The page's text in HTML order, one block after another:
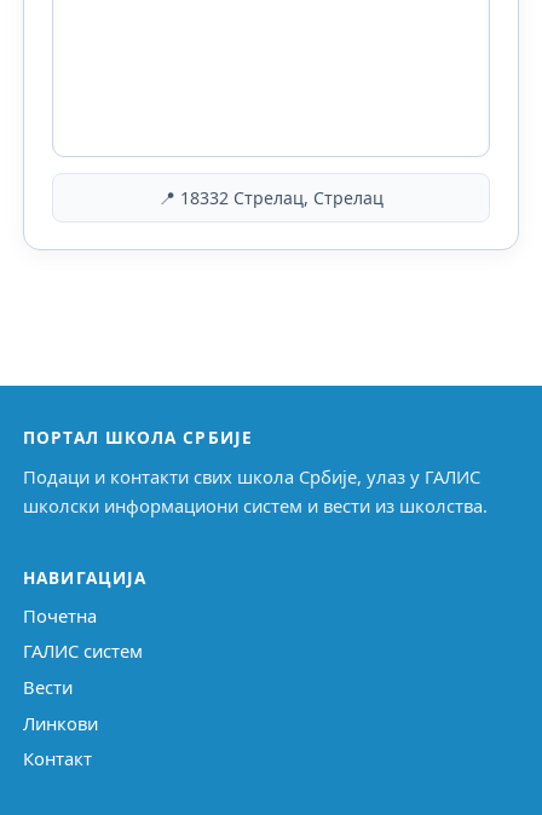
📍 18332 Стрелац, Стрелац
ПОРТАЛ ШКОЛА СРБИЈЕ
Подаци и контакти свих школа Србије, улаз у ГАЛИС
школски информациони систем и вести из школства.
НАВИГАЦИЈА
Почетна
ГАЛИС систем
Вести
Линкови
Контакт